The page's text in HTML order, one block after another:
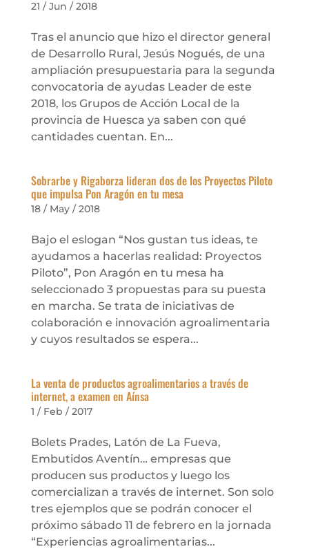
21 / Jun / 2018
Tras el anuncio que hizo el director general
de Desarrollo Rural, Jesús Nogués, de una
ampliación presupuestaria para la segunda
convocatoria de ayudas Leader de este
2018, los Grupos de Acción Local de la
provincia de Huesca ya saben con qué
cantidades cuentan. En...
Sobrarbe y Rigaborza lideran dos de los Proyectos Piloto
que impulsa Pon Aragón en tu mesa
18 / May / 2018
Bajo el eslogan “Nos gustan tus ideas, te
ayudamos a hacerlas realidad: Proyectos
Piloto”, Pon Aragón en tu mesa ha
seleccionado 3 propuestas para su puesta
en marcha. Se trata de iniciativas de
colaboración e innovación agroalimentaria
y cuyos resultados se espera...
La venta de productos agroalimentarios a través de
internet, a examen en Aínsa
1 / Feb / 2017
Bolets Prades, Latón de La Fueva,
Embutidos Aventín… empresas que
producen sus productos y luego los
comercializan a través de internet. Son solo
tres ejemplos que se podrán conocer el
próximo sábado 11 de febrero en la jornada
“Experiencias agroalimentarias...